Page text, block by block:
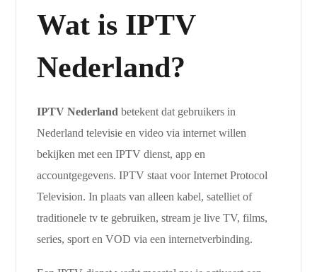
Wat is IPTV
Nederland?
IPTV Nederland betekent dat gebruikers in
Nederland televisie en video via internet willen
bekijken met een IPTV dienst, app en
accountgegevens. IPTV staat voor Internet Protocol
Television. In plaats van alleen kabel, satelliet of
traditionele tv te gebruiken, stream je live TV, films,
series, sport en VOD via een internetverbinding.